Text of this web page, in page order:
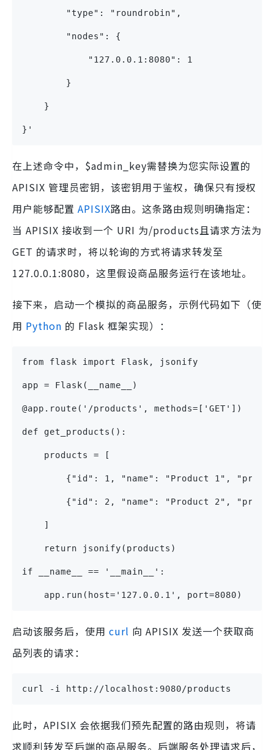
        "type": "roundrobin",
        "nodes": {
            "127.0.0.1:8080": 1
        }
    }
}'
在上述命令中，$admin_key需替换为您实际设置的
APISIX 管理员密钥，该密钥用于鉴权，确保只有授权
用户能够配置 APISIX路由。这条路由规则明确指定：
当 APISIX 接收到一个 URI 为/products且请求方法为
GET 的请求时，将以轮询的方式将请求转发至
127.0.0.1:8080，这里假设商品服务运行在该地址。
接下来，启动一个模拟的商品服务，示例代码如下（使
用 Python 的 Flask 框架实现）：
from flask import Flask, jsonify
app = Flask(__name__)
@app.route('/products', methods=['GET'])
def get_products():
    products = [
{"id": 1, "name": "Product 1",
{"id": 2, "name": "Product 2",
    ]
    return jsonify(products)
if __name__ == '__main__':
    app.run(host='127.0.0.1', port=8080)
启动该服务后，使用 curl 向 APISIX 发送一个获取商
品列表的请求：
curl -i http://localhost:9080/products
此时，APISIX 会依据我们预先配置的路由规则，将请
求顺利转发至后端的商品服务。后端服务处理请求后，